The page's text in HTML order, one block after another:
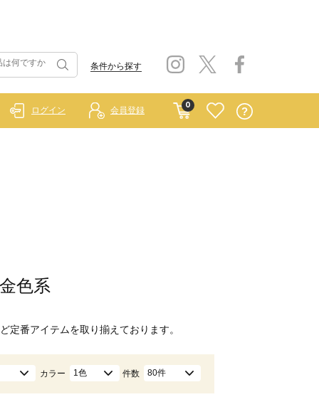
条件から探す
0
ログイン 会員登録
色系
定番アイテムを取り揃えております。
カラー 1色 件数 80件